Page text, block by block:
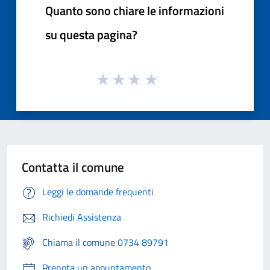
Quanto sono chiare le informazioni
su questa pagina?
Contatta il comune
Leggi le domande frequenti
Richiedi Assistenza
Chiama il comune 0734 89791